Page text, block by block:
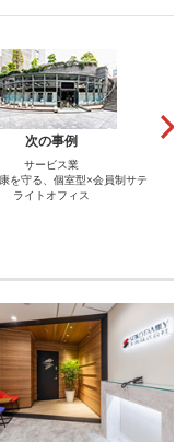
次の事例
サービス業
を守る、個室型×会員制サテ
ライトオフィス